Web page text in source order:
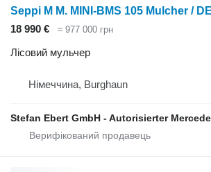
Seppi M M. MINI-BMS 105 Mulcher /
18 990 €
≈ 977 000 грн
Лісовий мульчер
Німеччина, Burghaun